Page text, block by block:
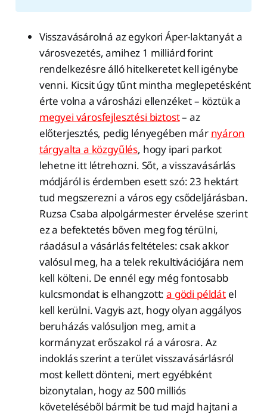
Visszavásárolná az egykori Áper-laktanyát a
városvezetés, amihez 1 milliárd forint
rendelkezésre álló hitelkeretet kell igénybe
venni. Kicsit úgy tűnt mintha meglepetésként
érte volna a városházi ellenzéket – köztük a
megyei városfejlesztési biztost– az
előterjesztés, pedig lényegében már nyáron
tárgyalta a közgyűlés, hogy ipari parkot
lehetne itt létrehozni. Sőt, a visszavásárlás
módjáról is érdemben esett szó: 23 hektárt
tud megszerezni a város egy csődeljárásban.
Ruzsa Csaba alpolgármester érvelése szerint
ez a befektetés bőven meg fog térülni,
ráadásul a vásárlás feltételes: csak akkor
valósul meg, ha a telek rekultivációjára nem
kell költeni. De ennél egy még fontosabb
kulcsmondat is elhangzott:a gödi példátel
kell kerülni. Vagyis azt, hogy olyan aggályos
beruházás valósuljon meg, amit a
kormányzat erőszakol rá a városra. Az
indoklás szerint a terület visszavásárlásról
most kellett dönteni, mert egyébként
bizonytalan, hogy az 500 milliós
követeléséből bármit be tud majd hajtani a